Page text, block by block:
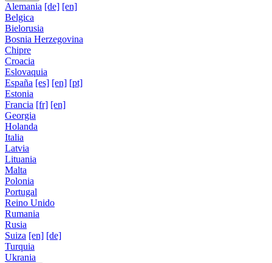
Alemania [de] [en]
Belgica
Bielorusia
Bosnia Herzegovina
Chipre
Croacia
Eslovaquia
España [es] [en] [pt]
Estonia
Francia [fr] [en]
Georgia
Holanda
Italia
Latvia
Lituania
Malta
Polonia
Portugal
Reino Unido
Rumania
Rusia
Suiza [en] [de]
Turquia
Ukrania